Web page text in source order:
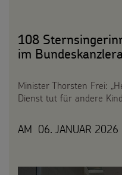
Sternsinger-
Tipps und
Sternsingermobil
180 Jahre
Umwelt
Kinderrechte
Für Schulen
SPENDEN
Pate werden
FÜR KINDER
108
im
Minister Thorsten Frei:
Dienst tut für andere
AM 06. JANUAR 2026